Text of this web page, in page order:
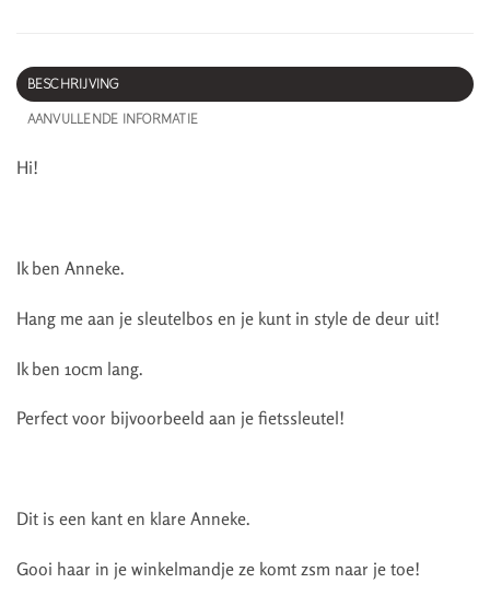
BESCHRIJVING
AANVULLENDE INFORMATIE
Hi!
Ik ben Anneke.
Hang me aan je sleutelbos en je kunt in style de deur uit!
Ik ben 10cm lang.
Perfect voor bijvoorbeeld aan je fietssleutel!
Dit is een kant en klare Anneke.
Gooi haar in je winkelmandje ze komt zsm naar je toe!